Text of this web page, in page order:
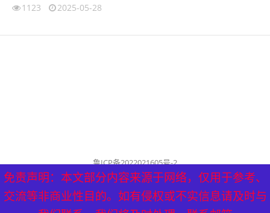
1123 2025-05-28
免责声明：本文部分内容来源于网络，仅用于参考、
交流等非商业性目的。如有侵权或不实信息请及时与
鲁ICP备2022021605号-2
公司名称：历城泰山健康管理中心
历城泰山健康管理中心 版权所有（删稿联系邮箱：
tyf8778@aliyun.com）
免责声明：本文部分内容来源于网络，仅用于参考、
交流等非商业性目的。如有侵权或不实信息请及时与